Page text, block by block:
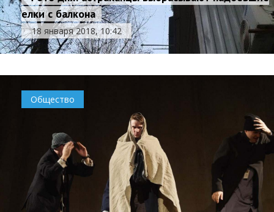
елки с балкона
18 января 2018, 10:42
Общество